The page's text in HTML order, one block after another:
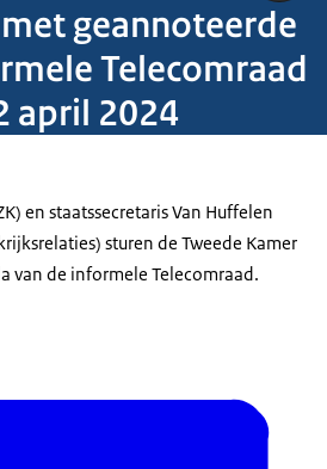
geannoteerde
Telecomraad
april 2024
en staatssecretaris Van Huffelen
sturen de Tweede Kamer
van de informele Telecomraad.